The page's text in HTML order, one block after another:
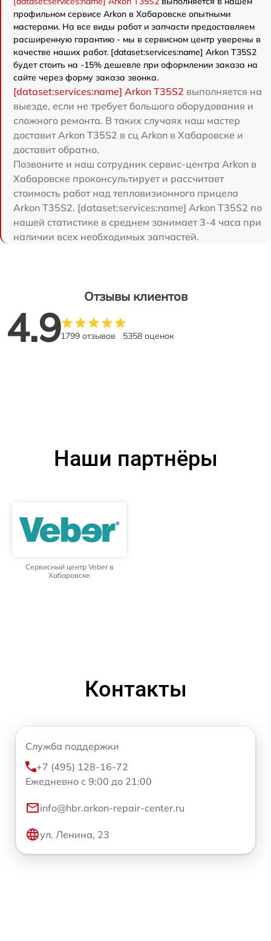
профильном сервисе Arkon в Хабаровске опытными
мастерами. На все виды работ и запчасти предоставляем
расширенную гарантию - мы в сервисном центр уверены в
качестве наших работ. [dataset:services:name] Arkon T35S2
будет стоить на -15% дешевле при оформлении заказа на
сайте через форму заказа звонка.
[dataset:services:name] Arkon T35S2 выполняется на
выезде, если не требует большого оборудования и
сложного ремонта. В таких случаях наш мастер
доставит Arkon T35S2 в сц Arkon в Хабаровске и
доставит обратно.
Позвоните и наш сотрудник сервис-центра Arkon в
Хабаровске проконсультирует и рассчитает
стоимость работ над тепловизионного прицела
Arkon T35S2. [dataset:services:name] Arkon T35S2 по
нашей статистике в среднем занимает 3-4 часа при
наличии всех необходимых запчастей.
Отзывы клиентов
4.91799 отзывов 5358 оценок
Наши партнёры
Сервисный центр Veber в
Хабаровске
Контакты
Служба поддержки
+7 (495) 128-16-72
Ежедневно с 9:00 до 21:00
info@hbr.arkon-repair-center.ru
ул. Ленина, 23